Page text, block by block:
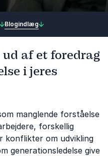
Blogindlæg
af et foredrag
i jeres
manglende forståelse
forskellig
konflikter om udvikling
generationsledelse give